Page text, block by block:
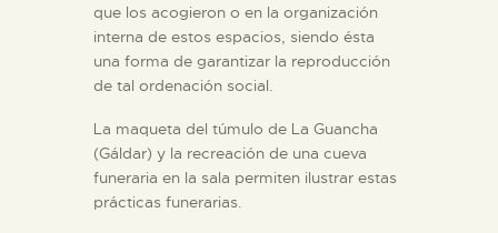
que los acogieron o en la organización
interna de estos espacios, siendo ésta
una forma de garantizar la reproducción
de tal ordenación social.
La maqueta del túmulo de La Guancha
(Gáldar) y la recreación de una cueva
funeraria en la sala permiten ilustrar estas
prácticas funerarias.